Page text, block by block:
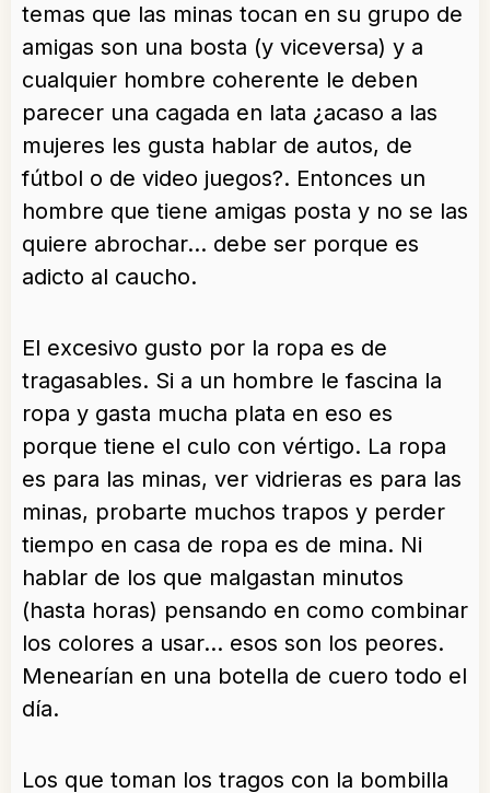
temas que las minas tocan en su grupo de
amigas son una bosta (y viceversa) y a
cualquier hombre coherente le deben
parecer una cagada en lata ¿acaso a las
mujeres les gusta hablar de autos, de
fútbol o de video juegos?. Entonces un
hombre que tiene amigas posta y no se las
quiere abrochar… debe ser porque es
adicto al caucho.
El excesivo gusto por la ropa es de
tragasables. Si a un hombre le fascina la
ropa y gasta mucha plata en eso es
porque tiene el culo con vértigo. La ropa
es para las minas, ver vidrieras es para las
minas, probarte muchos trapos y perder
tiempo en casa de ropa es de mina. Ni
hablar de los que malgastan minutos
(hasta horas) pensando en como combinar
los colores a usar… esos son los peores.
Menearían en una botella de cuero todo el
día.
Los que toman los tragos con la bombilla